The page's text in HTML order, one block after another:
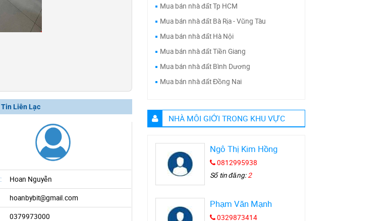
Liên Lạc
Hoan Nguyễn
hoanbybit@gmail.com
0379973000
Mua bán nhà đất Tp HCM
Mua bán nhà đất Bà Rịa - Vũng Tàu
Mua bán nhà đất Hà Nội
Mua bán nhà đất Tiền Giang
Mua bán nhà đất Bình Dương
Mua bán nhà đất Đồng Nai
NHÀ MÔI GIỚI TRONG KHU VỰC
Ngô Thị Kim Hồng
0812995938
Số tin đăng:2
Phạm Văn Mạnh
0329873414